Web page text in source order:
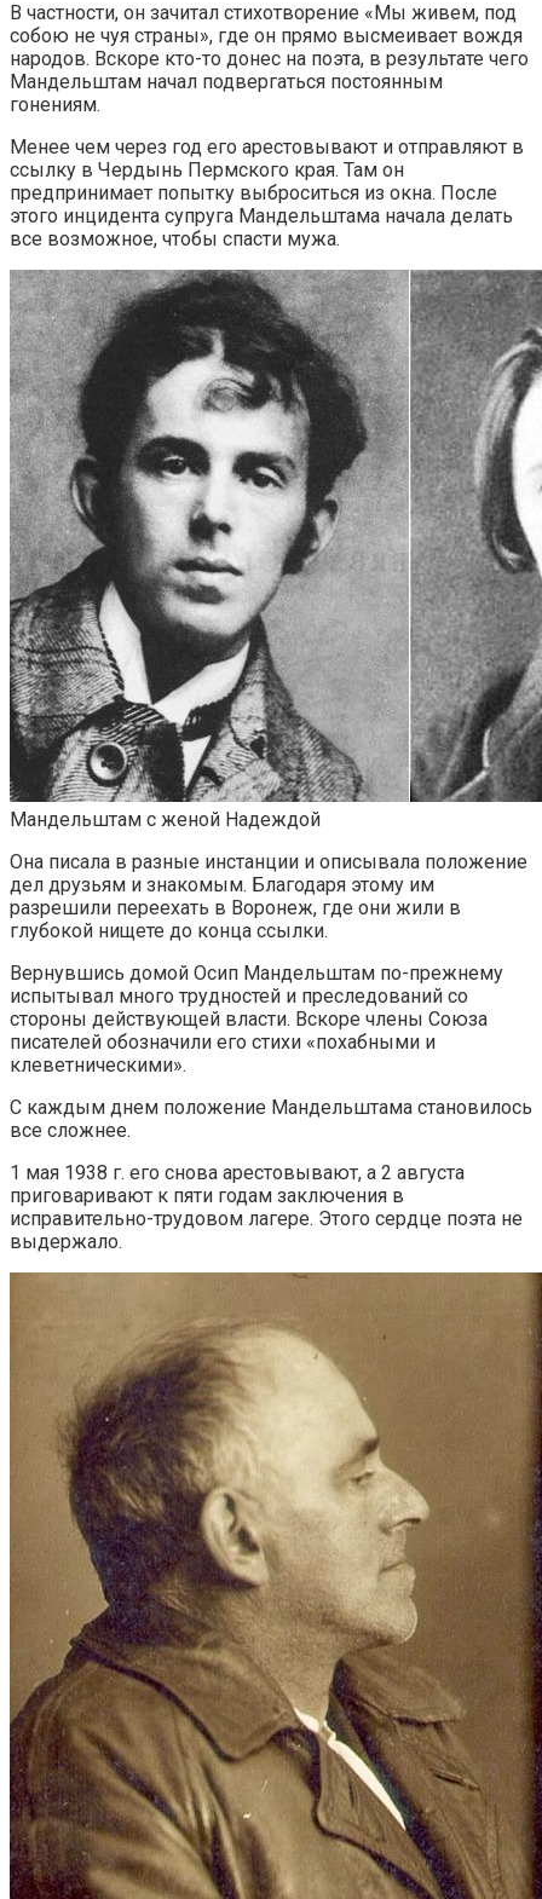
В частности, он зачитал стихотворение «Мы живем, под
собою не чуя страны», где он прямо высмеивает вождя
народов. Вскоре кто-то донес на поэта, в результате чего
Мандельштам начал подвергаться постоянным
гонениям.
Менее чем через год его арестовывают и отправляют в
ссылку в Чердынь Пермского края. Там он
предпринимает попытку выброситься из окна. После
этого инцидента супруга Мандельштама начала делать
все возможное, чтобы спасти мужа.
Мандельштам с женой Надеждой
Она писала в разные инстанции и описывала положение
дел друзьям и знакомым. Благодаря этому им
разрешили переехать в Воронеж, где они жили в
глубокой нищете до конца ссылки.
Вернувшись домой Осип Мандельштам по-прежнему
испытывал много трудностей и преследований со
стороны действующей власти. Вскоре члены Союза
писателей обозначили его стихи «похабными и
клеветническими».
С каждым днем положение Мандельштама становилось
все сложнее.
1 мая 1938 г. его снова арестовывают, а 2 августа
приговаривают к пяти годам заключения в
исправительно-трудовом лагере. Этого сердце поэта не
выдержало.